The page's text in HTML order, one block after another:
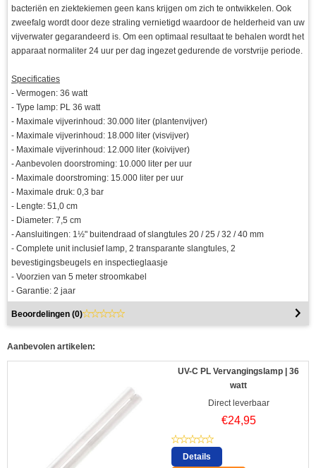
bacteriën en ziektekiemen geen kans krijgen om zich te ontwikkelen. Ook
zweefalg wordt door deze straling vernietigd waardoor de helderheid van uw
vijverwater gegarandeerd is. Om een optimaal resultaat te behalen wordt het
apparaat normaliter 24 uur per dag ingezet gedurende de vorstvrije periode.
Specificaties
- Vermogen: 36 watt
- Type lamp: PL 36 watt
- Maximale vijverinhoud: 30.000 liter (plantenvijver)
- Maximale vijverinhoud: 18.000 liter (visvijver)
- Maximale vijverinhoud: 12.000 liter (koivijver)
- Aanbevolen doorstroming: 10.000 liter per uur
- Maximale doorstroming: 15.000 liter per uur
- Maximale druk: 0,3 bar
- Lengte: 51,0 cm
- Diameter: 7,5 cm
- Aansluitingen: 1½" buitendraad of slangtules 20 / 25 / 32 / 40 mm
- Complete unit inclusief lamp, 2 transparante slangtules, 2
bevestigingsbeugels en inspectieglaasje
- Voorzien van 5 meter stroomkabel
- Garantie: 2 jaar
Beoordelingen (0)
Aanbevolen artikelen:
UV-C PL Vervangingslamp | 36
watt
Direct leverbaar
€24,95
Details